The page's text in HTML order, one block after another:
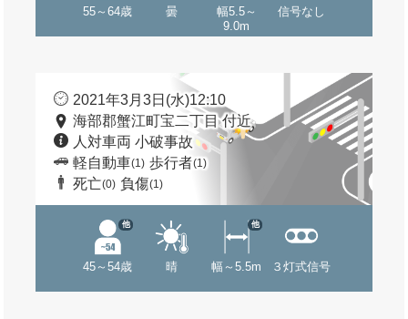
55～64歳 曇
幅5.5～
9.0m
信号なし
2021年3月3日(水)12:10
海部郡蟹江町宝二丁目 付近
人対車両 小破事故
軽自動車(1) 歩行者(1)
死亡(0) 負傷(1)
45～54歳
他
晴 幅～5.5m
他
３灯式信号